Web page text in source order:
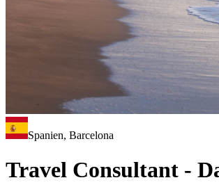
Spanien, Barcelona
Travel Consultant -